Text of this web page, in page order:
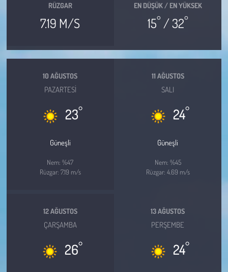
RÜZGAR
7.19 M/S
EN DÜŞÜK / EN YÜKSEK
15°/ 32°
10 AĞUSTOS
PAZARTESI
23°
Güneşli
Nem: %47
Rüzgar: 7.19 m/s
11 AĞUSTOS
SALI
24°
Güneşli
Nem: %45
Rüzgar: 4.69 m/s
12 AĞUSTOS
ÇARŞAMBA
26°
13 AĞUSTOS
PERŞEMBE
24°
Son Dakika
Kent
Eğlence